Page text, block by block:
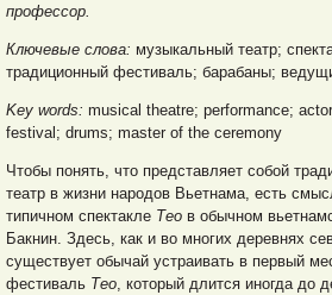
профессор.
Ключевые слова: музыкальный театр;
традиционный фестиваль; барабаны;
Key words: musical theatre; performance;
festival; drums; master of the ceremony
Чтобы понять, что представляет собой
театр в жизни народов Вьетнама, есть
типичном спектакле Тео в обычном
Бакнин. Здесь, как и во многих деревнях
существует обычай устраивать в первый
фестиваль Тео, который длится иногда до